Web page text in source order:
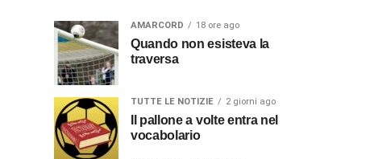
AMARCORD 18 ore ago
Quando non esisteva la
traversa
TUTTE LE NOTIZIE 2 giorni ago
Il pallone a volte entra nel
vocabolario